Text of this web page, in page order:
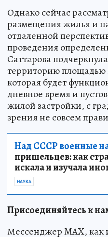
Однако сейчас
размещения жилья и
отдаленной
проведения
Саттарова
территорию площадью
которая будет
дневное время и
жилой застройки, с
зрения не совсем
Над СССР военные
пришельцев: как
искала и изучала
НАУКА
Присоединяйтесь к
Мессенджер MAX, как